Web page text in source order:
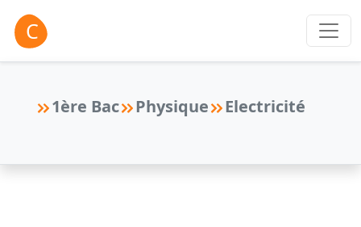
1ère Bac Physique Electricité